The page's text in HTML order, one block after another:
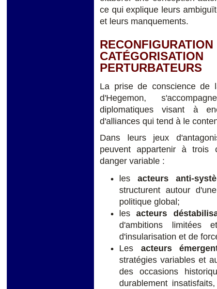
ce qui explique leurs
et leurs manquements.
PERTURBATEURS
La prise de conscience de
d'Hegemon,
diplomatiques visant à
d'alliances qui tend à le
Dans leurs jeux
peuvent appartenir à trois
danger variable :
les acteurs anti-
structurent autour
politique global;
lesacteurs
d'ambitions limitées
d'insularisation et de
Les acteurs
stratégies variables et
des occasions
durablement